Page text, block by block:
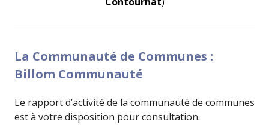
La Communauté de Communes :
Billom Communauté
Le rapport d’activité de la communauté de communes
est à votre disposition pour consultation.